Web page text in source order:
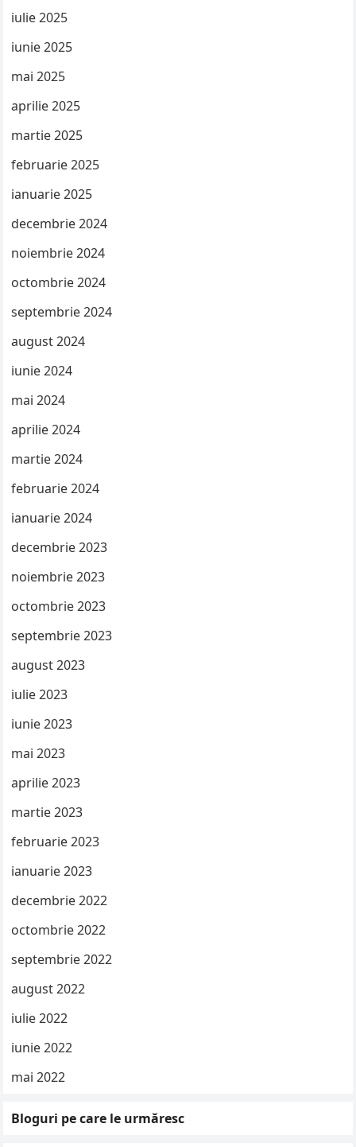
iulie 2025
iunie 2025
mai 2025
aprilie 2025
martie 2025
februarie 2025
ianuarie 2025
decembrie 2024
noiembrie 2024
octombrie 2024
septembrie 2024
august 2024
iunie 2024
mai 2024
aprilie 2024
martie 2024
februarie 2024
ianuarie 2024
decembrie 2023
noiembrie 2023
octombrie 2023
septembrie 2023
august 2023
iulie 2023
iunie 2023
mai 2023
aprilie 2023
martie 2023
februarie 2023
ianuarie 2023
decembrie 2022
octombrie 2022
septembrie 2022
august 2022
iulie 2022
iunie 2022
mai 2022
Bloguri pe care le urmăresc